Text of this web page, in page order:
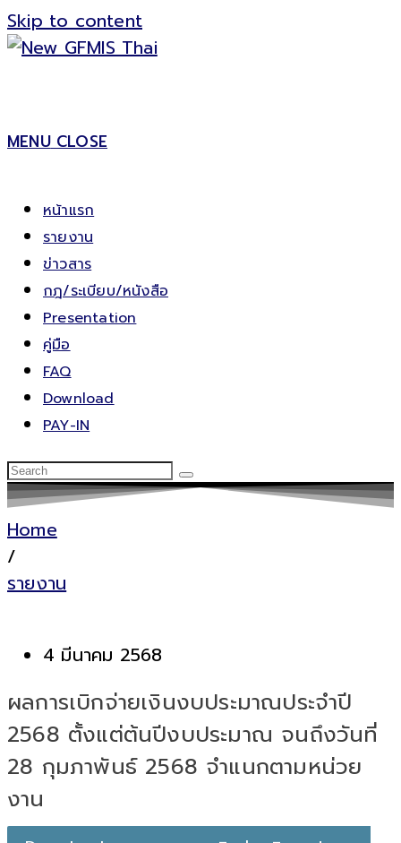
Skip to content
MENU CLOSE
หน้าแรก
รายงาน
ข่าวสาร
กฎ/ระเบียบ/หนังสือ
Presentation
คู่มือ
FAQ
Download
PAY-IN
Home
/
รายงาน
4 มีนาคม 2568
ผลการเบิกจ่ายเงินงบประมาณประจำปี
2568 ตั้งแต่ต้นปีงบประมาณ จนถึงวันที่
28 กุมภาพันธ์ 2568 จำแนกตามหน่วย
งาน